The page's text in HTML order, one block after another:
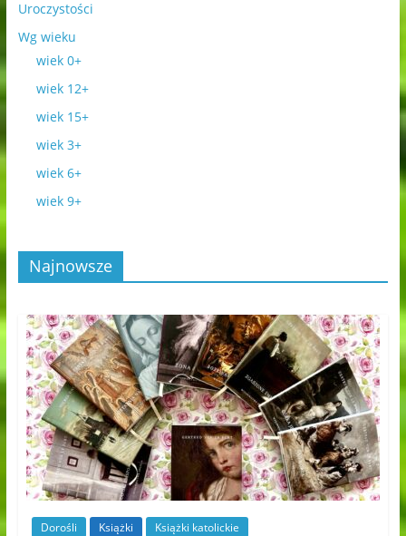
Uroczystości
Wg wieku
wiek 0+
wiek 12+
wiek 15+
wiek 3+
wiek 6+
wiek 9+
Najnowsze
Dorośli Książki Książki katolickie